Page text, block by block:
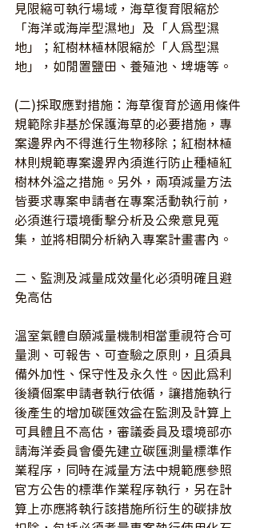
見限縮可執行場域，海草復育限縮於
「海洋或海岸型濕地」及「人為型濕
地」；紅樹林植林限縮於「人為型濕
地」，如閒置鹽田、養殖池、埤塘等。
(二)採取應對措施：海草復育於適用條件
規範除非基於保護海草的必要措施，專
案邊界內不得進行生物移除；紅樹林植
林則規範專案邊界內須進行防止種植紅
樹林外溢之措施。另外，兩項減量方法
皆要求專案申請者在專案活動執行前，
必須進行環境衝擊分析及公眾意見蒐
集，並將相關分析納入專案計畫書內。
二、監測及減量成效量化必須明確且避
免高估
溫室氣體自願減量機制相當重視符合可
量測、可報告、可查驗之原則，且須具
備外加性、保守性及永久性。因此為利
後續個案申請者執行依循，讓措施執行
後產生的增加碳匯效益在監測及計算上
可具體且不高估，審議委員及環境部亦
請海洋委員會優先建立碳匯測量標準作
業程序，同時在減量方法中規範應參照
官方公告的標準作業程序執行，另在計
算上亦應將執行該措施所衍生的碳排放